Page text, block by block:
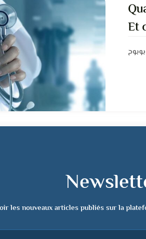
Et
les nouveaux articles publiés sur la